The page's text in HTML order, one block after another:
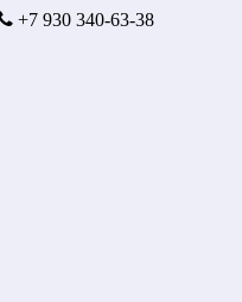
+7 930 340-63-38